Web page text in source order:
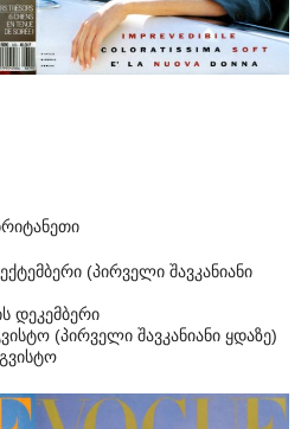
(პირველი შავკანიანი
დეკემბერი
(პირველი შავკანიანი ყდაზე)